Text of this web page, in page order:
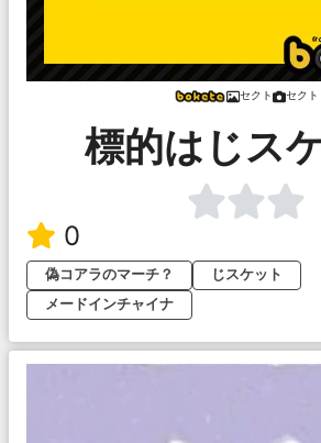
セクト セクト
標的はじス
0
偽コアラのマーチ？
じスケット
メードインチャイナ